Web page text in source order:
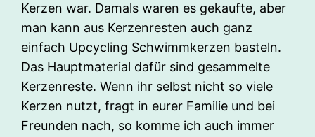
Kerzen war. Damals waren es gekaufte, aber
man kann aus Kerzenresten auch ganz
einfach Upcycling Schwimmkerzen basteln.
Das Hauptmaterial dafür sind gesammelte
Kerzenreste. Wenn ihr selbst nicht so viele
Kerzen nutzt, fragt in eurer Familie und bei
Freunden nach, so komme ich auch immer